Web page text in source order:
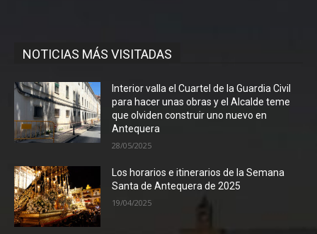
NOTICIAS MÁS VISITADAS
Interior valla el Cuartel de la Guardia Civil
para hacer unas obras y el Alcalde teme
que olviden construir uno nuevo en
Antequera
28/05/2025
Los horarios e itinerarios de la Semana
Santa de Antequera de 2025
19/04/2025